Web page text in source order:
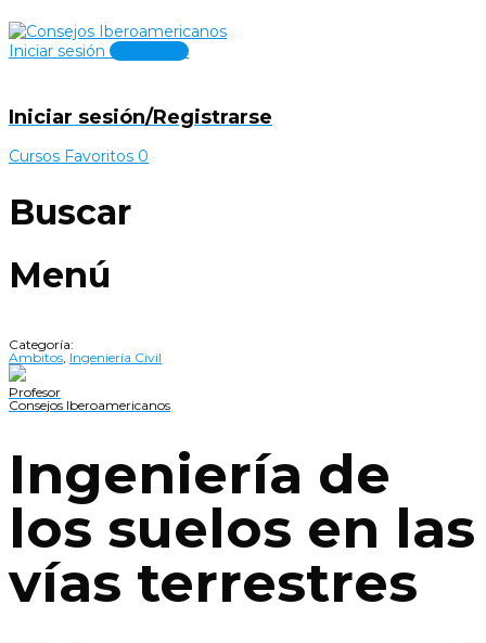
Iniciar sesión Registrate
Iniciar sesión/Registrarse
Cursos Favoritos 0
Buscar
Menú
Categoría:
Ambitos Ingeniería Civil
Profesor
Consejos Iberoamericanos
Ingeniería de
los suelos en las
vías terrestres